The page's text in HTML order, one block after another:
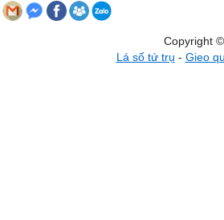
Copyright
Lá số tứ trụ - Gieo